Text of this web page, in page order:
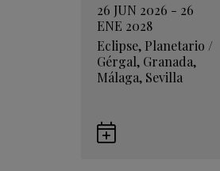
26 JUN 2026 - 26
ENE 2028
Eclipse, Planetario /
Gérgal, Granada,
Málaga, Sevilla